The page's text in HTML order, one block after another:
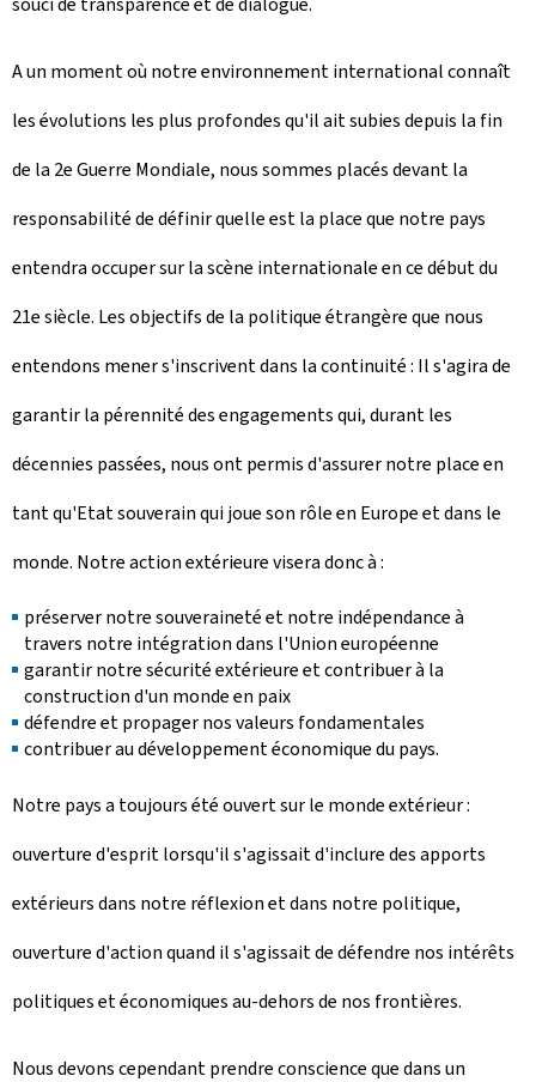
A un moment où notre environnement international connaît
les évolutions les plus profondes qu'il ait subies depuis la fin
de la 2e Guerre Mondiale, nous sommes placés devant la
responsabilité de définir quelle est la place que notre pays
entendra occuper sur la scène internationale en ce début du
21e siècle. Les objectifs de la politique étrangère que nous
entendons mener s'inscrivent dans la continuité : Il s'agira de
garantir la pérennité des engagements qui, durant les
décennies passées, nous ont permis d'assurer notre place en
tant qu'Etat souverain qui joue son rôle en Europe et dans le
monde. Notre action extérieure visera donc à :
préserver notre souveraineté et notre indépendance à
travers notre intégration dans l'Union européenne
garantir notre sécurité extérieure et contribuer à la
construction d'un monde en paix
défendre et propager nos valeurs fondamentales
contribuer au développement économique du pays.
Notre pays a toujours été ouvert sur le monde extérieur :
ouverture d'esprit lorsqu'il s'agissait d'inclure des apports
extérieurs dans notre réflexion et dans notre politique,
ouverture d'action quand il s'agissait de défendre nos intérêts
politiques et économiques au-dehors de nos frontières.
Nous devons cependant prendre conscience que dans un